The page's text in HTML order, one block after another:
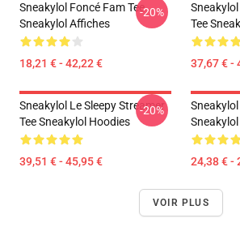
Sneakylol Foncé Fam Tee
Sneakylol Affiches
18,21 € - 42,22 €
-20%
Sneakylol
Tee
37,67 € -
Sneakylol Le Sleepy Streamer
Tee Sneakylol Hoodies
39,51 € - 45,95 €
-20%
24,38 € -
VOIR PLUS